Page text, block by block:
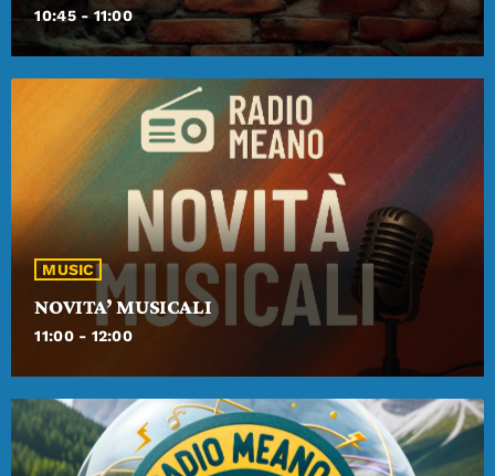
10:45 - 11:00
MUSIC
NOVITA’ MUSICALI
11:00 - 12:00